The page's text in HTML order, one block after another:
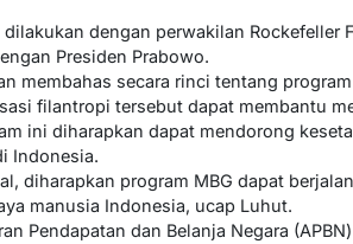
dengan perwakilan Rockefeller
Presiden Prabowo.
membahas secara rinci tentang program
filantropi tersebut dapat membantu
ini diharapkan dapat mendorong
Indonesia.
diharapkan program MBG dapat
manusia Indonesia, ucap Luhut.
Pendapatan dan Belanja Negara